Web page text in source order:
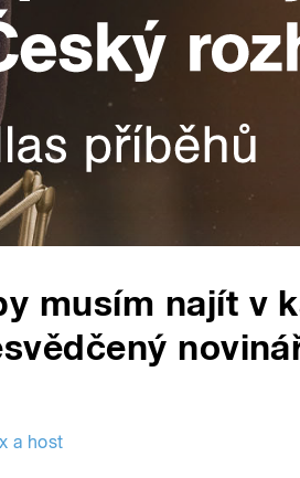
musím najít v
a host